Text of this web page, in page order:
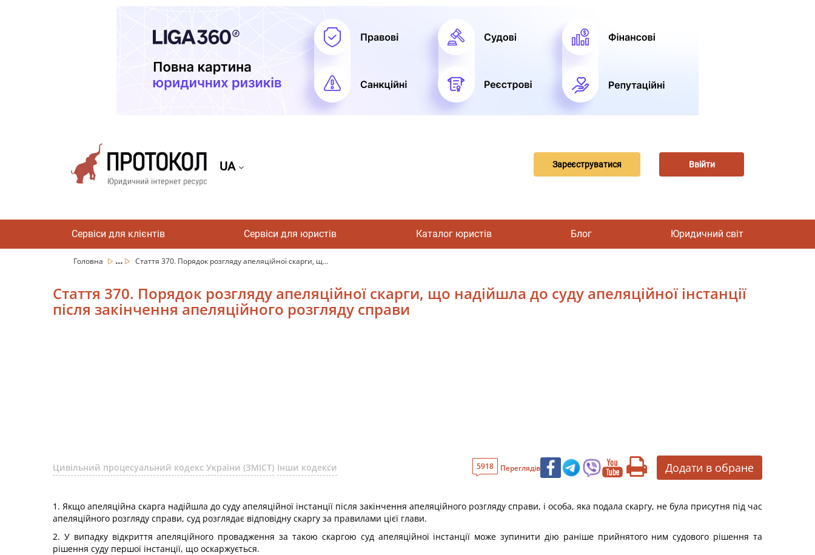
UA Зареєструватися Ввійти
Сервіси для клієнтів Сервіси для юристів Каталог юристів Блог Юридичний світ
Головна ... Стаття 370. Порядок розгляду апеляційної скарги, щ...
Стаття 370. Порядок розгляду апеляційної скарги, що надійшла до суду апеляційної інстанції
після закінчення апеляційного розгляду справи
Цивільний процесуальний кодекс України (ЗМІСТ) Інши кодекси 5918 Переглядів Додати в обране
1. Якщо апеляційна скарга надійшла до суду апеляційної інстанції після закінчення апеляційного розгляду справи, і особа, яка подала скаргу, не була присутня під час
апеляційного розгляду справи, суд розглядає відповідну скаргу за правилами цієї глави.
2. У випадку відкриття апеляційного провадження за такою скаргою суд апеляційної інстанції може зупинити дію раніше прийнятого ним судового рішення та
рішення суду першої інстанції, що оскаржується.